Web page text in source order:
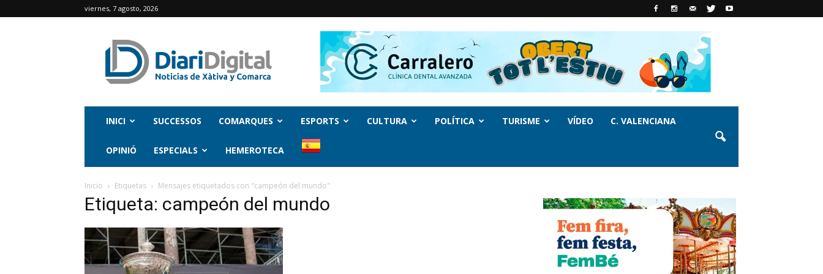
viernes, 7 agosto, 2026
INICI SUCCESSOS COMARQUES ESPORTS CULTURA POLÍTICA TURISME VÍDEO C. VALENCIANA
OPINIÓ ESPECIALS HEMEROTECA
Inicio Etiquetas Mensajes etiquetados con "campeón del mundo"
Etiqueta: campeón del mundo